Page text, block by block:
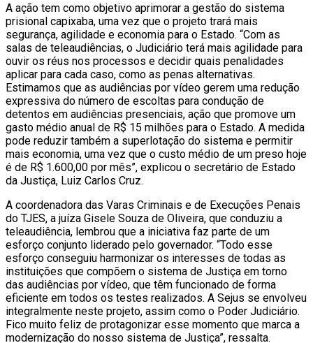
A ação tem como objetivo aprimorar a gestão do sistema
prisional capixaba, uma vez que o projeto trará mais
segurança, agilidade e economia para o Estado. “Com as
salas de teleaudiências, o Judiciário terá mais agilidade para
ouvir os réus nos processos e decidir quais penalidades
aplicar para cada caso, como as penas alternativas.
Estimamos que as audiências por vídeo gerem uma redução
expressiva do número de escoltas para condução de
detentos em audiências presenciais, ação que promove um
gasto médio anual de R$ 15 milhões para o Estado. A medida
pode reduzir também a superlotação do sistema e permitir
mais economia, uma vez que o custo médio de um preso hoje
é de R$ 1.600,00 por mês”, explicou o secretário de Estado
da Justiça, Luiz Carlos Cruz.
A coordenadora das Varas Criminais e de Execuções Penais
do TJES, a juíza Gisele Souza de Oliveira, que conduziu a
teleaudiência, lembrou que a iniciativa faz parte de um
esforço conjunto liderado pelo governador. “Todo esse
esforço conseguiu harmonizar os interesses de todas as
instituições que compõem o sistema de Justiça em torno
das audiências por vídeo, que têm funcionado de forma
eficiente em todos os testes realizados. A Sejus se envolveu
integralmente neste projeto, assim como o Poder Judiciário.
Fico muito feliz de protagonizar esse momento que marca a
modernização do nosso sistema de Justiça”, ressalta.